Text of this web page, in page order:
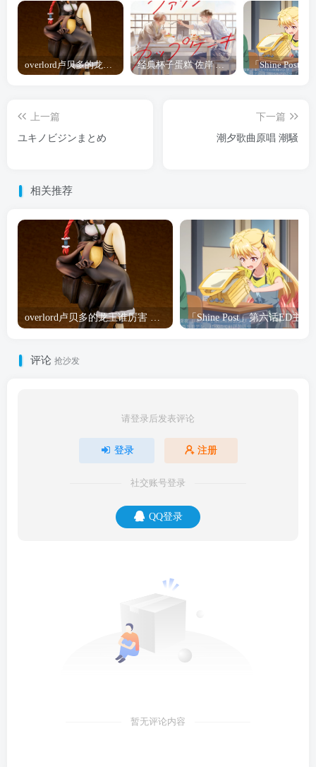
overlord卢贝多的龙王谁厉害 「Overlord」露普斯蕾琪娜·贝塔手办开订 经典杯子蛋糕 佐岸 漫画「经典杯子蛋糕」宣布真人日剧化
上一篇
ユキノビジンまとめ
下一篇
潮夕歌曲原唱 潮騒
相关推荐
评论 抢沙发
请登录后发表评论
登录 注册
社交账号登录
QQ登录
暂无评论内容